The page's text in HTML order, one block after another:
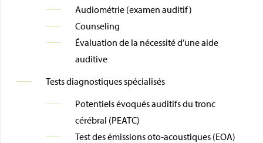
Audiométrie (examen auditif)
Counseling
Évaluation de la nécessité d’une aide
auditive
Tests diagnostiques spécialisés
Potentiels évoqués auditifs du tronc
cérébral (PEATC)
Test des émissions oto‑acoustiques (EOA)